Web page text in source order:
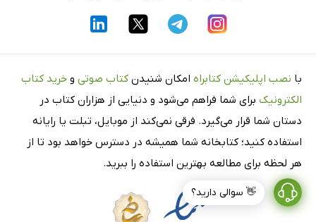
👋 سوالی دارید؟
با نصب اپلیکیشن کتابراه امکان شنیدن کتاب صوتی و خرید کتاب
الکترونیک برای شما فراهم می‌شود و دنیایی از هزاران کتاب در
دستان شما قرار می‌گیرد. فرقی نمی‌کند از موبایل، تبلت یا رایانه
استفاده کنید؛ کتابخانه شما همیشه در دسترس خواهد بود تا از
هر لحظه برای مطالعه بهترین استفاده را ببرید.